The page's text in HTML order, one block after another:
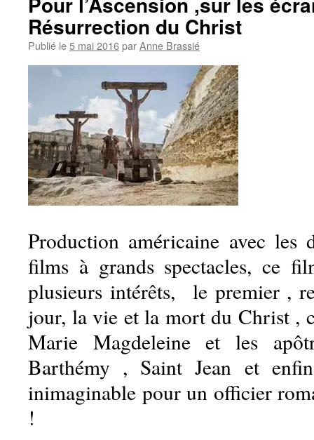
Résurrection du Christ
Publié le5 mai 2016parAnne Brassié
Production américaine avec les
films à grands spectacles, ce
plusieurs intérêts, le premier ,
jour, la vie et la mort du Christ ,
Marie Magdeleine et les
Barthémy , Saint Jean et
inimaginable pour un officier
!